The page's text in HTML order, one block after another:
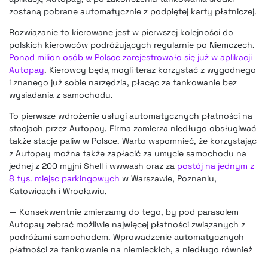
zostaną pobrane automatycznie z podpiętej karty płatniczej.
Rozwiązanie to kierowane jest w pierwszej kolejności do
polskich kierowców podróżujących regularnie po Niemczech.
Ponad milion osób w Polsce zarejestrowało się już w aplikacji
Autopay. Kierowcy będą mogli teraz korzystać z wygodnego
i znanego już sobie narzędzia, płacąc za tankowanie bez
wysiadania z samochodu.
To pierwsze wdrożenie usługi automatycznych płatności na
stacjach przez Autopay. Firma zamierza niedługo obsługiwać
także stacje paliw w Polsce. Warto wspomnieć, że korzystając
z Autopay można także zapłacić za umycie samochodu na
jednej z 200 myjni Shell i wwwash oraz za postój na jednym z
8 tys. miejsc parkingowych w Warszawie, Poznaniu,
Katowicach i Wrocławiu.
— Konsekwentnie zmierzamy do tego, by pod parasolem
Autopay zebrać możliwie najwięcej płatności związanych z
podróżami samochodem. Wprowadzenie automatycznych
płatności za tankowanie na niemieckich, a niedługo również